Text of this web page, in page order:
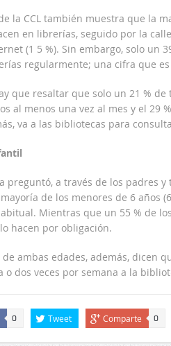
la CCL también muestra que la
en librerías, seguido por la
(1 5 %). Sin embargo, solo un
regularmente; una cifra que es
que resaltar que solo un 21 %
al menos una vez al mes y el 29
va a las bibliotecas para
preguntó, a través de los padres
de los menores de 6 años
Mientras que un 55 % de
hacen por obligación.
de ambas edades, además, dicen
o dos veces por semana a la
0 Tweet Comparte 0